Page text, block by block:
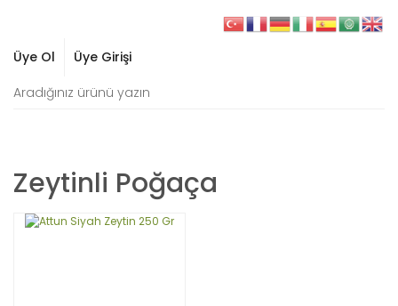
Üye Ol Üye Girişi
Zeytinli Poğaça